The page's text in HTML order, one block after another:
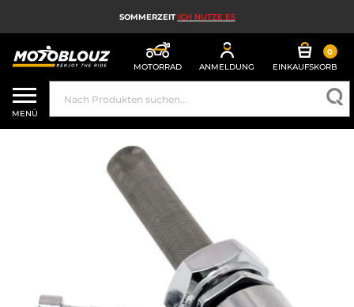
SOMMERZEIT ICH NUTZE ES
MOTORRAD ANMELDUNG
0
EINKAUFSKORB
MOTORRADHELM
MOTORRADAUSRÜSTUNG FÜR HERREN
MOTORRADAUSRÜSTUNG FÜR DAMEN
MX, ENDURO UND TRAIL
HIGH-TECH-MOTORRAD
MOTORRAD-AIRBAG
MOTORRADTEILE UND WERKZEUGE
MENÜ